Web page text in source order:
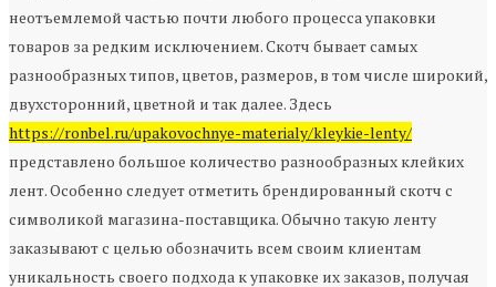
неотъемлемой частью почти любого процесса упаковки
товаров за редким исключением. Скотч бывает самых
разнообразных типов, цветов, размеров, в том числе широкий,
двухсторонний, цветной и так далее. Здесь
https://ronbel.ru/upakovochnye-materialy/kleykie-lenty/
представлено большое количество разнообразных клейких
лент. Особенно следует отметить брендированный скотч с
символикой магазина-поставщика. Обычно такую ленту
заказывают с целью обозначить всем своим клиентам
уникальность своего подхода к упаковке их заказов, получая